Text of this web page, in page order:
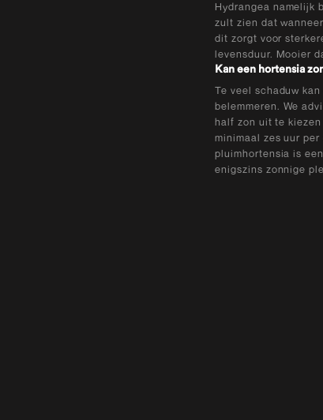
Hydrangea namelijk
zult zien dat
dit zorgt voor
levensduur. Mooier
Kan een hortensia
Te veel schaduw
belemmeren. We
half zon uit te
minimaal zes uur
pluimhortensia is
enigszins zonnige